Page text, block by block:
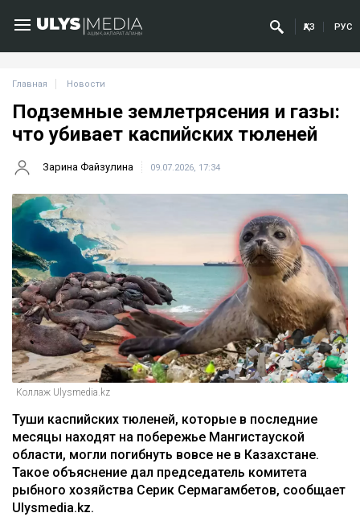
ҚАЗ РУС
Главная Новости
Подземные землетрясения и газы:
что убивает каспийских тюленей
Зарина Файзулина 09.07.2026, 17:34
Коллаж Ulysmedia.kz
Туши каспийских тюленей, которые в последние
месяцы находят на побережье Мангистауской
области, могли погибнуть вовсе не в Казахстане.
Такое объяснение дал председатель комитета
рыбного хозяйства Серик Сермагамбетов, сообщает
Ulysmedia.kz.